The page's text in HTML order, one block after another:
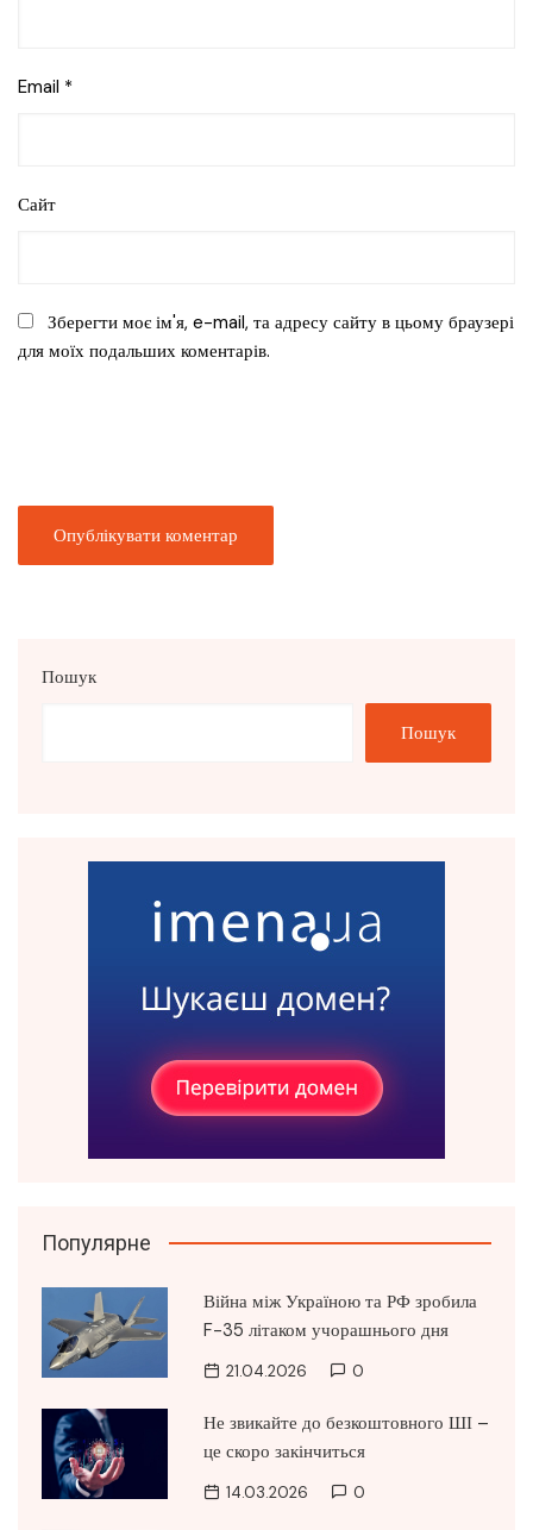
Email *
Сайт
Зберегти моє ім'я, e-mail, та адресу сайту в цьому браузері
для моїх подальших коментарів.
Пошук
Пошук
Популярне
Війна між Україною та РФ зробила
F-35 літаком учорашнього дня
21.04.2026 0
Не звикайте до безкоштовного ШІ –
це скоро закінчиться
14.03.2026 0